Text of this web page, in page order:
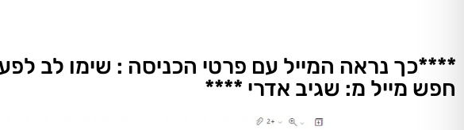
****כך נראה המייל עם פרטי הכניסה : שימו לב
חפש מייל מ: שגיב אדרי ****